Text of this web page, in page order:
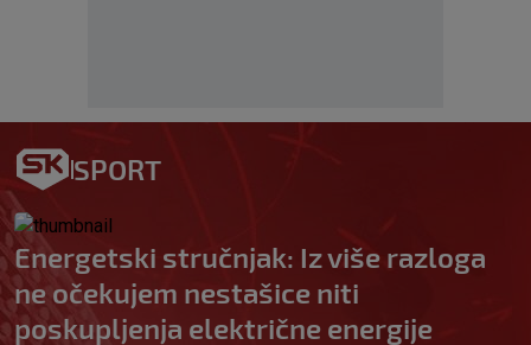
SPORT
Energetski stručnjak: Iz više razloga
ne očekujem nestašice niti
poskupljenja električne energije